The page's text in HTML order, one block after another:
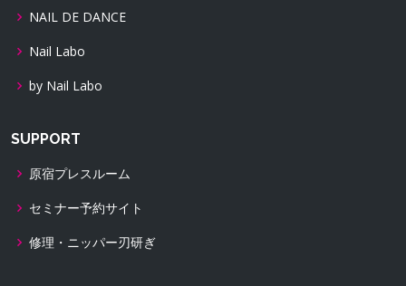
NAIL DE DANCE
Nail Labo
by Nail Labo
SUPPORT
原宿プレスルーム
セミナー予約サイト
修理・ニッパー刃研ぎ